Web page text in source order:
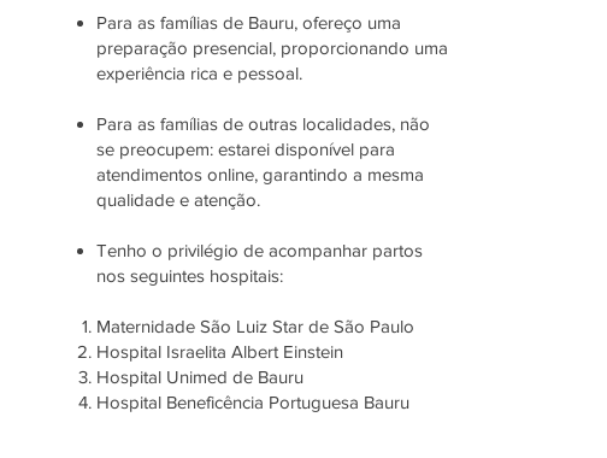
Para as famílias de Bauru, ofereço uma
preparação presencial, proporcionando uma
experiência rica e pessoal.
Para as famílias de outras localidades, não
se preocupem: estarei disponível para
atendimentos online, garantindo a mesma
qualidade e atenção.
Tenho o privilégio de acompanhar partos
nos seguintes hospitais:
Maternidade São Luiz Star de São Paulo
Hospital Israelita Albert Einstein
Hospital Unimed de Bauru
Hospital Beneficência Portuguesa Bauru